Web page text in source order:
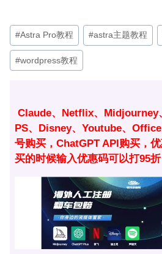
文
章
标
#Astra Pro教程 #astra主题教程
#wordpress教程
Claude、Netflix、Midjourney
PS、Disney、Youtube、
号购买，ChatGPT API购买，
买的时候输入优惠码可以打95折